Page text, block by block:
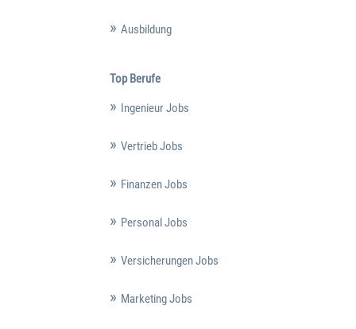
Ausbildung
Top Berufe
Ingenieur Jobs
Vertrieb Jobs
Finanzen Jobs
Personal Jobs
Versicherungen Jobs
Marketing Jobs